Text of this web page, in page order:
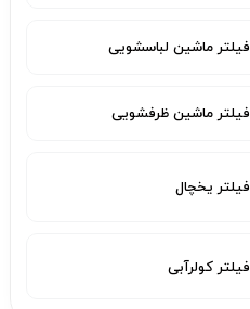
فیلتر ماشین لباسشویی
فیلتر ماشین ظرفشویی
فیلتر یخچال
فیلتر کولرآبی